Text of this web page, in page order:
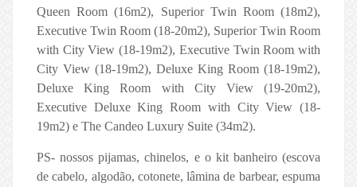
Queen Room (16m2), Superior Twin Room (18m2),
Executive Twin Room (18-20m2), Superior Twin Room
with City View (18-19m2), Executive Twin Room with
City View (18-19m2), Deluxe King Room (18-19m2),
Deluxe King Room with City View (19-20m2),
Executive Deluxe King Room with City View (18-
19m2) e The Candeo Luxury Suite (34m2).
PS- nossos pijamas, chinelos, e o kit banheiro (escova
de cabelo, algodão, cotonete, lâmina de barbear, espuma